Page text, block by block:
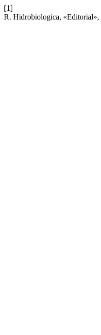
[1]
R. Hidrobiologica, «Editorial»,